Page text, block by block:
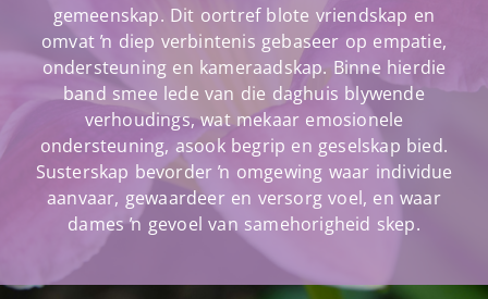
gemeenskap. Dit oortref blote vriendskap en
omvat ŉ diep verbintenis gebaseer op empatie,
ondersteuning en kameraadskap. Binne hierdie
band smee lede van die daghuis blywende
verhoudings, wat mekaar emosionele
ondersteuning, asook begrip en geselskap bied.
Susterskap bevorder ŉ omgewing waar individue
aanvaar, gewaardeer en versorg voel, en waar
dames ŉ gevoel van samehorigheid skep.